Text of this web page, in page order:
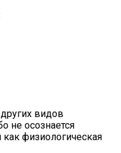
видов
не осознается
физиологическая